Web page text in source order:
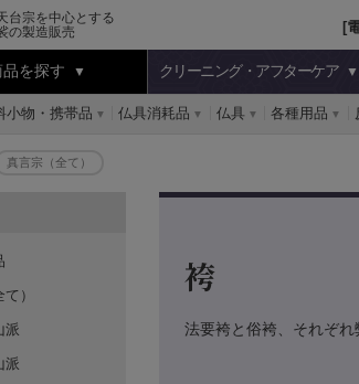
台宗を中心とする
の製造販売
[
品を探す クリーニング・アフターケア
小物・携帯品 仏具消耗品 仏具 各種用品
真言宗（全て）
袴
法要袴と俗袴、それぞれ
）
派
派